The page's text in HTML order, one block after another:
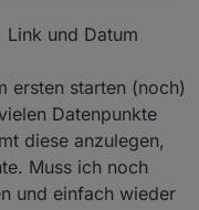
und Datum
ersten starten (noch)
Datenpunkte
diese anzulegen,
Muss ich noch
und einfach wieder